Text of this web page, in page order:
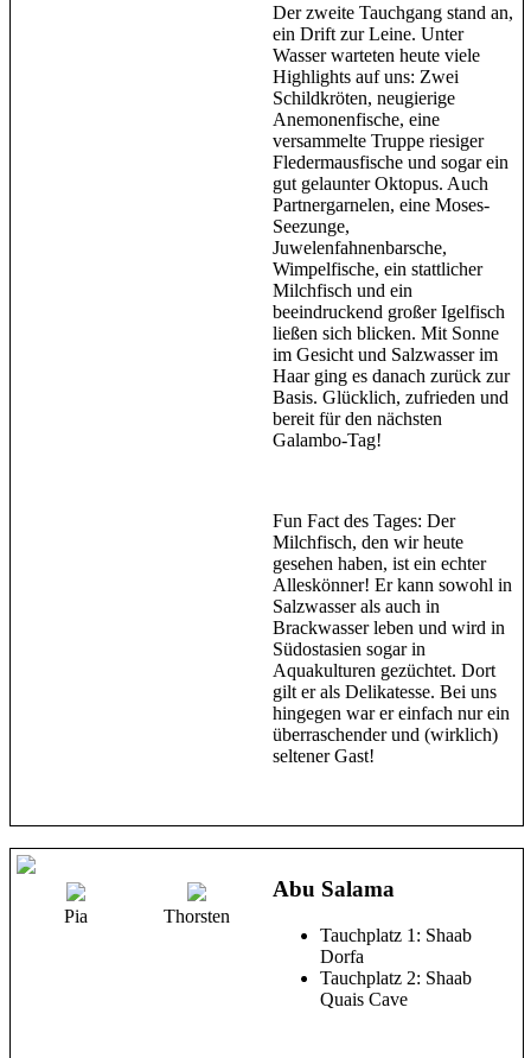
Der zweite Tauchgang stand an,
ein Drift zur Leine. Unter
Wasser warteten heute viele
Highlights auf uns: Zwei
Schildkröten, neugierige
Anemonenfische, eine
versammelte Truppe riesiger
Fledermausfische und sogar ein
gut gelaunter Oktopus. Auch
Partnergarnelen, eine Moses-
Seezunge,
Juwelenfahnenbarsche,
Wimpelfische, ein stattlicher
Milchfisch und ein
beeindruckend großer Igelfisch
ließen sich blicken. Mit Sonne
im Gesicht und Salzwasser im
Haar ging es danach zurück zur
Basis. Glücklich, zufrieden und
bereit für den nächsten
Galambo-Tag!
Fun Fact des Tages: Der
Milchfisch, den wir heute
gesehen haben, ist ein echter
Alleskönner! Er kann sowohl in
Salzwasser als auch in
Brackwasser leben und wird in
Südostasien sogar in
Aquakulturen gezüchtet. Dort
gilt er als Delikatesse. Bei uns
hingegen war er einfach nur ein
überraschender und (wirklich)
seltener Gast!
Pia Thorsten
Abu Salama
Tauchplatz 1: Shaab
Dorfa
Tauchplatz 2: Shaab
Quais Cave